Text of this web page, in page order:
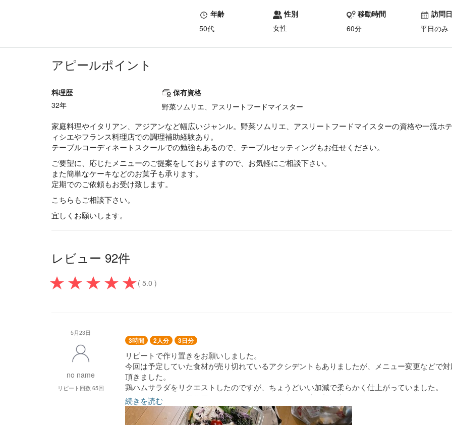
年齢
50代
性別
女性
移動時間
60分
訪問日
平日のみ
アピールポイント
料理歴
32年
保有資格
野菜ソムリエ、アスリートフードマイスター
家庭料理やイタリアン、アジアンなど幅広いジャンル。野菜ソムリエ、アスリートフードマイスターの資格や一流ホ
ィシエやフランス料理店での調理補助経験あり。
テーブルコーディネートスクールでの勉強もあるので、テーブルセッティングもお任せください。
ご要望に、応じたメニューのご提案をしておりますので、お気軽にご相談下さい。
また簡単なケーキなどのお菓子も承ります。
定期でのご依頼もお受け致します。
こちらもご相談下さい。
宜しくお願いします。
レビュー 92件
( 5.0 )
5月23日
no name
リピート回数 65回
3時間 2人分 3日分
リピートで作り置きをお願いしました。
今回は予定していた食材が売り切れているアクシデントもありましたが、メニュー変更などで対
頂きました。
鶏ハムサラダをリクエストしたのですが、ちょうどいい加減で柔らかく仕上がっていました。
ヤムウンセンを今回使用タレだけ作って頂いて食べる時に麺と和える形で食べました。
麺や春雨は作り置きだと当日中に食べなければ、となるところですが、これなら作り置きでも常
状態で食べられていい方法でした。
続きを読む